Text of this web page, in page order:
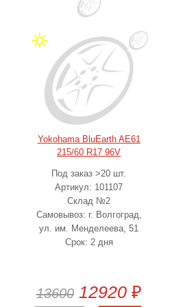
Yokohama BluEarth AE61
215/60 R17 96V
Под заказ >20 шт.
Артикул: 101107
Склад №2
Самовывоз: г. Волгоград,
ул. им. Менделеева, 51
Срок: 2 дня
13600 12920 ₽